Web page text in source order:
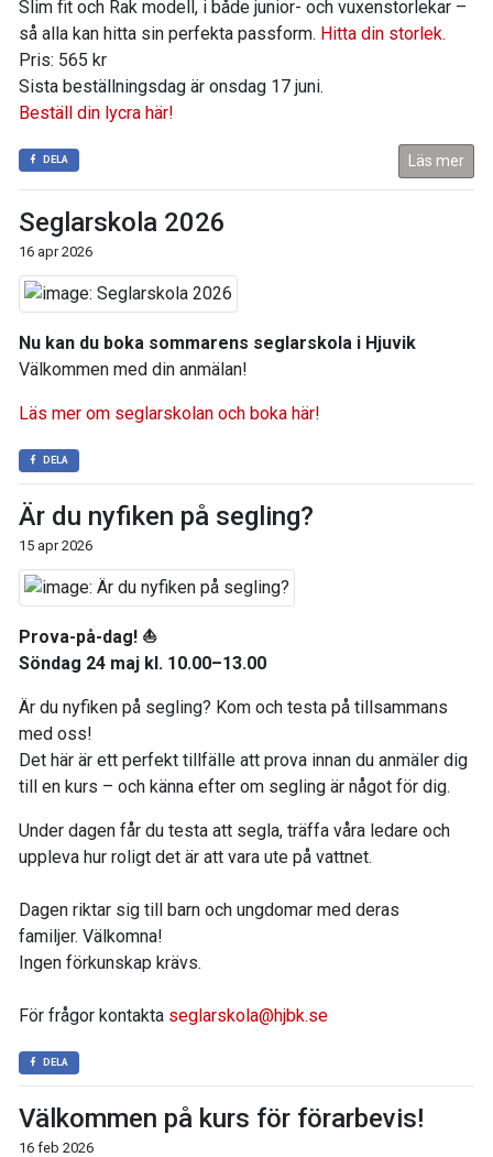
Slim fit och Rak modell, i både junior- och vuxenstorlekar –
så alla kan hitta sin perfekta passform. Hitta din storlek.
Pris: 565 kr
Sista beställningsdag är onsdag 17 juni.
Beställ din lycra här!
DELA Läs mer
Seglarskola 2026
16 apr 2026
Nu kan du boka sommarens seglarskola i Hjuvik
Välkommen med din anmälan!
Läs mer om seglarskolan och boka här!
DELA
Är du nyfiken på segling?
15 apr 2026
Prova-på-dag! ⛵
Söndag 24 maj kl. 10.00–13.00
Är du nyfiken på segling? Kom och testa på tillsammans
med oss!
Det här är ett perfekt tillfälle att prova innan du anmäler dig
till en kurs – och känna efter om segling är något för dig.
Under dagen får du testa att segla, träffa våra ledare och
uppleva hur roligt det är att vara ute på vattnet.
Dagen riktar sig till barn och ungdomar med deras
familjer. Välkomna!
Ingen förkunskap krävs.
För frågor kontakta seglarskola@hjbk.se
DELA
Välkommen på kurs för förarbevis!
16 feb 2026